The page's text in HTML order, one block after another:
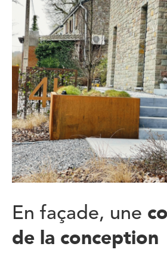
En façade, une
de la conception